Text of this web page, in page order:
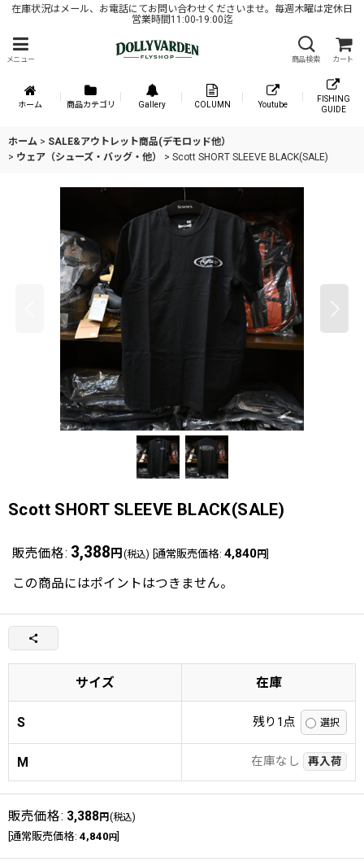
在庫状況はメール、お電話にてお問い合わせくださいませ。毎週木曜は定休日
営業時間11:00-19:00迄
メニュー 商品検索 カート
ホーム 商品カテゴリ Gallery COLUMN Youtube
FISHING
GUIDE
ホーム > SALE&アウトレット商品(デモロッド他）
> ウェア（シューズ・バッグ・他） > Scott SHORT SLEEVE BLACK(SALE)
Scott SHORT SLEEVE BLACK(SALE)
販売価格: 3,388 円 (税込) 通常販売価格: 4,840円
この商品にはポイントはつきません。
サイズ 在庫
S 残り1点
M 在庫なし 再入荷
販売価格: 3,388円 (税込)
通常販売価格: 4,840円